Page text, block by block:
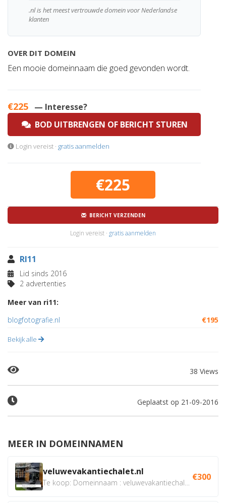
.nl is het meest vertrouwde domein voor Nederlandse
klanten
OVER DIT DOMEIN
Een mooie domeinnaam die goed gevonden wordt.
€225 — Interesse?
BOD UITBRENGEN OF BERICHT STUREN
Login vereist · gratis aanmelden
€225
BERICHT VERZENDEN
Login vereist · gratis aanmelden
RI11
Lid sinds 2016
2 advertenties
Meer van ri11:
blogfotografie.nl
€195
Bekijk alle
38 Views
Geplaatst op 21-09-2016
MEER IN DOMEINNAMEN
veluwevakantiechalet.nl €300